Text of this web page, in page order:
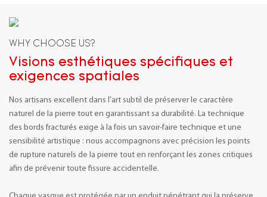
WHY CHOOSE US?
Visions esthétiques spécifiques et
exigences spatiales
Nos artisans excellent dans l'art subtil de préserver le caractère
naturel de la pierre tout en garantissant sa durabilité. La technique
des bords fracturés exige à la fois un savoir-faire technique et une
sensibilité artistique : nous accompagnons avec précision les points
de rupture naturels de la pierre tout en renforçant les zones critiques
afin de prévenir toute fissure accidentelle.